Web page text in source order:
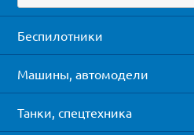
Беспилотники
Машины, автомодели
Танки, спецтехника